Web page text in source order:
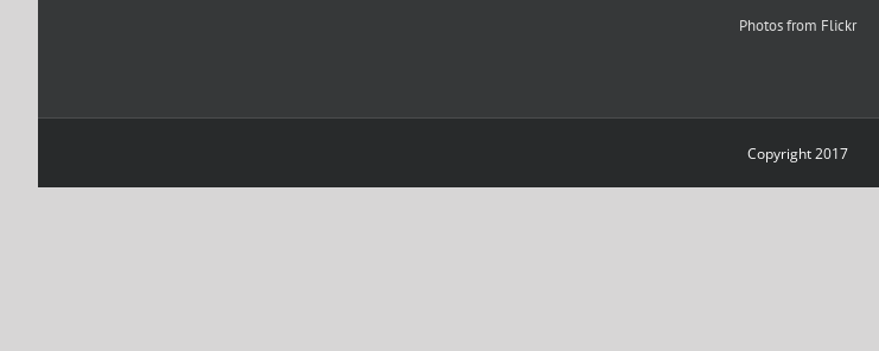
Photos from Flickr
Copyright 2017